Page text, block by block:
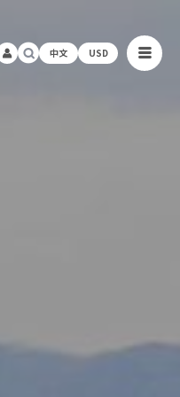
中文 USD